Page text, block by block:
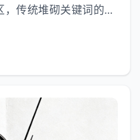
传统堆砌关键词的浅
战略，付费投放是短期
长期底盘。要重塑认
准+地域差异化适配的
运营要搭建用户意图场
顾算法与用户心理；视
折扣；口碑评价运维用